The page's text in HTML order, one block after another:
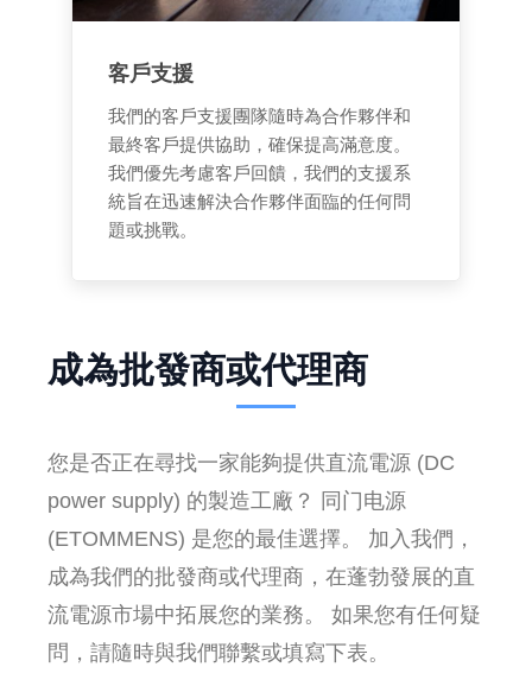
客戶支援
我們的客戶支援團隊隨時為合作夥伴和
最終客戶提供協助，確保提高滿意度。
我們優先考慮客戶回饋，我們的支援系
統旨在迅速解決合作夥伴面臨的任何問
題或挑戰。
成為批發商或代理商
您是否正在尋找一家能夠提供直流電源 (DC
power supply) 的製造工廠？ 同门电源
(ETOMMENS) 是您的最佳選擇。 加入我們，
成為我們的批發商或代理商，在蓬勃發展的直
流電源市場中拓展您的業務。 如果您有任何疑
問，請隨時與我們聯繫或填寫下表。